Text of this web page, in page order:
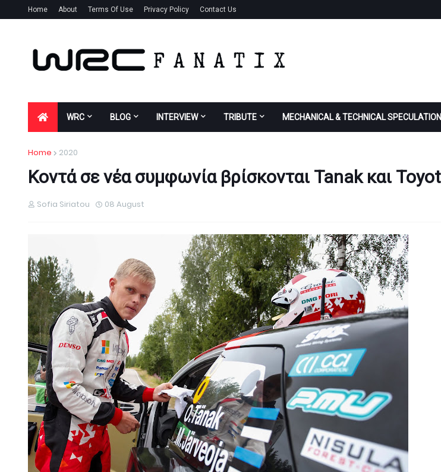
Home About Terms Of Use Privacy Policy Contact Us
WRC BLOG INTERVIEW TRIBUTE MECHANICAL & TECHNICAL SPECULATION
Home 2020
Κοντά σε νέα συμφωνία βρίσκονται Tanak και
Sofia Siriatou 08 August